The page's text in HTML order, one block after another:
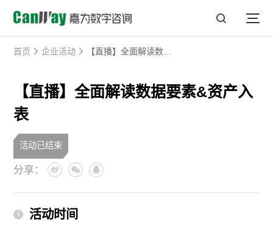
首页 企业活动
【直播】全面解读数据要素&资产入
表
活动已结束
分享：
活动时间